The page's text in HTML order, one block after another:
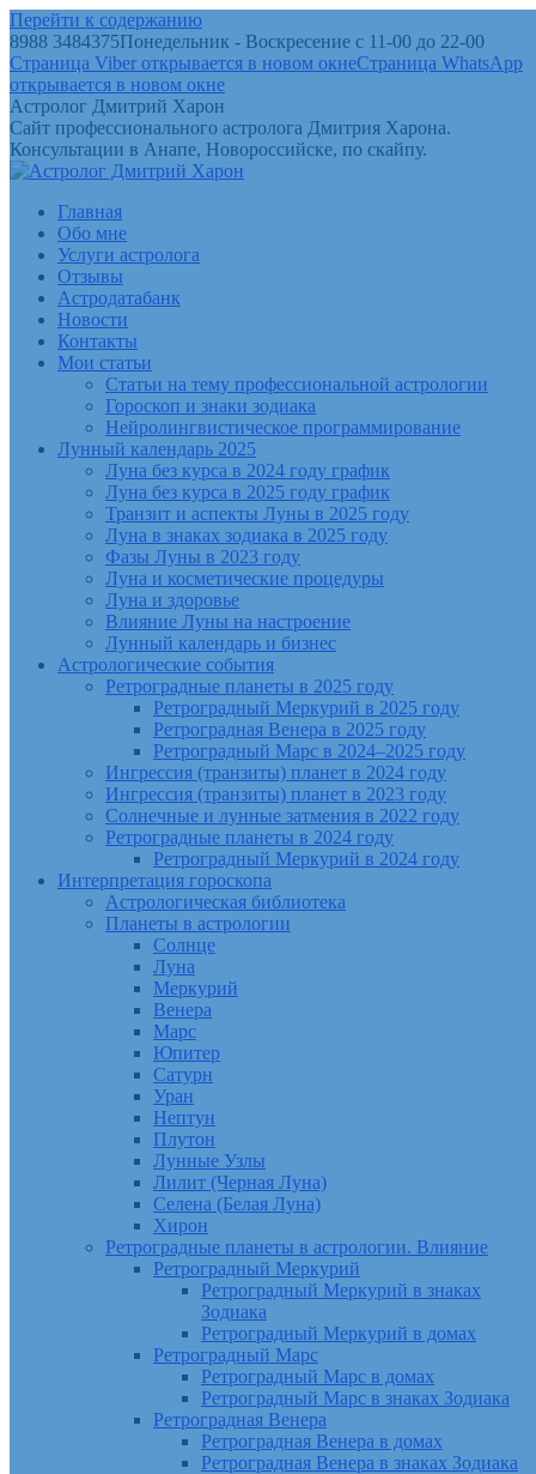
Перейти к содержанию
8988 3484375Понедельник - Воскресение с 11-00 до 22-00
Страница Viber открывается в новом окнеСтраница WhatsApp
открывается в новом окне
Астролог Дмитрий Харон
Сайт профессионального астролога Дмитрия Харона.
Консультации в Анапе, Новороссийске, по скайпу.
Главная
Обо мне
Услуги астролога
Отзывы
Астродатабанк
Новости
Контакты
Мои статьи
Статьи на тему профессиональной астрологии
Гороскоп и знаки зодиака
Нейролингвистическое программирование
Лунный календарь 2025
Луна без курса в 2024 году график
Луна без курса в 2025 году график
Транзит и аспекты Луны в 2025 году
Луна в знаках зодиака в 2025 году
Фазы Луны в 2023 году
Луна и косметические процедуры
Луна и здоровье
Влияние Луны на настроение
Лунный календарь и бизнес
Астрологические события
Ретроградные планеты в 2025 году
Ретроградный Меркурий в 2025 году
Ретроградная Венера в 2025 году
Ретроградный Марс в 2024–2025 году
Ингрессия (транзиты) планет в 2024 году
Ингрессия (транзиты) планет в 2023 году
Солнечные и лунные затмения в 2022 году
Ретроградные планеты в 2024 году
Ретроградный Меркурий в 2024 году
Интерпретация гороскопа
Астрологическая библиотека
Планеты в астрологии
Солнце
Луна
Меркурий
Венера
Марс
Юпитер
Сатурн
Уран
Нептун
Плутон
Лунные Узлы
Лилит (Черная Луна)
Селена (Белая Луна)
Хирон
Ретроградные планеты в астрологии. Влияние
Ретроградный Меркурий
Ретроградный Меркурий в знаках
Зодиака
Ретроградный Меркурий в домах
Ретроградный Марс
Ретроградный Марс в домах
Ретроградный Марс в знаках Зодиака
Ретроградная Венера
Ретроградная Венера в домах
Ретроградная Венера в знаках Зодиака